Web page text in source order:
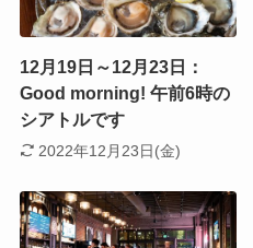
12月19日～12月23日：
Good morning! 午前6時の
シアトルです
2022年12月23日(金)